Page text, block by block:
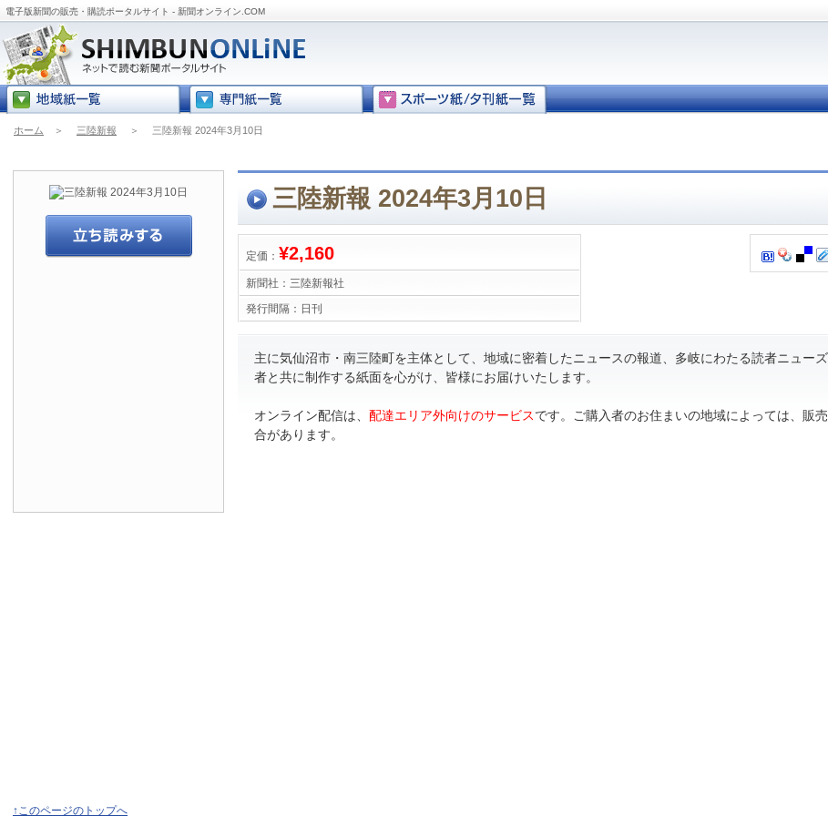
電子版新聞の販売・購読ポータルサイト - 新聞オンライン.COM
ホーム ＞ 三陸新報 ＞ 三陸新報 2024年3月10日
三陸新報 2024年3月10日
定価： ¥2,160
新聞社： 三陸新報社
発行間隔： 日刊
主に気仙沼市・南三陸町を主体として、地域に密着したニュースの報道、多岐にわたる読者ニュー
者と共に制作する紙面を心がけ、皆様にお届けいたします。
オンライン配信は、 配達エリア外向けのサービスです。ご購入者のお住まいの地域によっては、販
合があります。
↑このページのトップへ